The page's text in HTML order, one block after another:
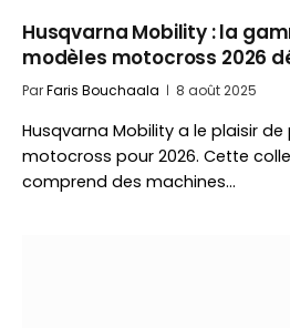
Husqvarna Mobility : la
modèles motocross 2026
ParFaris Bouchaala 8 août 2025
Husqvarna Mobility a le plaisir
motocross pour 2026. Cette
comprend des machines…